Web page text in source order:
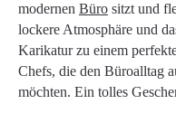
modernen Büro sitzt und
lockere Atmosphäre und
Karikatur zu einem
Chefs, die den Büroalltag
möchten. Ein tolles